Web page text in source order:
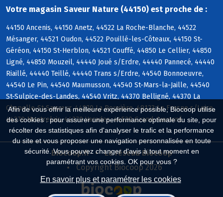
Afin de vous offrir la meilleure expérience possible, Biocoop utilise
des cookies : pour assurer une performance optimale du site, pour
récolter des statistiques afin d'analyser le trafic et la performance
du site et vous proposer une navigation personnalisée en toute
sécurité. Vous pouvez changer d'avis à tout moment en
paramétrant vos cookies. OK pour vous ?
En savoir plus et paramétrer les cookies
Votre magasin Saveur Nature (44150) est proche de :
44150 Ancenis, 44150 Anetz, 44522 La Roche-Blanche, 44522
Mésanger, 44521 Oudon, 44522 Pouillé-les-Côteaux, 44150 St-
Géréon, 44150 St-Herblon, 44521 Couffé, 44850 Le Cellier, 44850
Ligné, 44850 Mouzeil, 44440 Joué s/Erdre, 44440 Pannecé, 44440
Riaillé, 44440 Teillé, 44440 Trans s/Erdre, 44540 Bonnoeuvre,
44540 Le Pin, 44540 Maumusson, 44540 St-Mars-la-Jaille, 44540
St-Sulpice-des-Landes, 44540 Vritz, 44370 Belligné, 44370 La
Chapelle-St-Sauveur, 44370 La Rouxière, 49123 Le Fresne s/Loire,
44370 Montrelais, 44370 Varades, 44520 Grand-Auverné
Biocoop.fr
Le réseau Biocoop
Copyright Biocoop 2026